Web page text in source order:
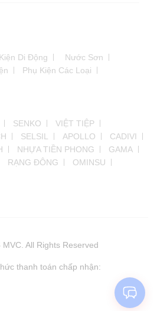
Di Động
Nước Sơn
Phụ Kiện Các Loại
SENKO
VIỆT TIỆP
SELSIL APOLLO
CADIVI
NHỰA TIỀN PHONG
GAMA
RẠNG ĐÔNG
OMINSU
All Rights Reserved
thanh toán chấp nhận: